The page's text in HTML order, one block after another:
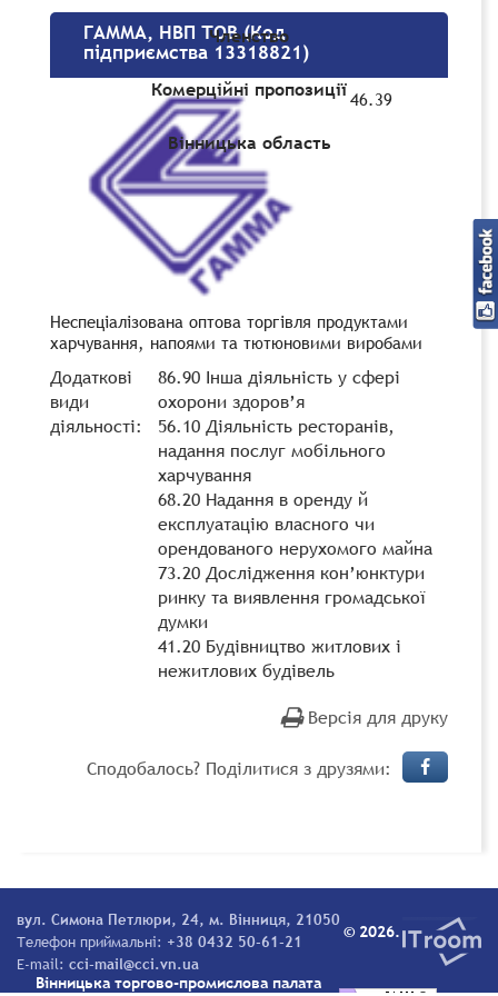
Членство
Комерційні пропозиції
Вінницька область
ГАММА, НВП ТОВ (Код
підприємства 13318821)
46.39
Неспеціалізована оптова торгівля продуктами
харчування, напоями та тютюновими виробами
Додаткові
види
діяльності:
86.90 Інша діяльність у сфері
охорони здоров’я
56.10 Діяльність ресторанів,
надання послуг мобільного
харчування
68.20 Надання в оренду й
експлуатацію власного чи
орендованого нерухомого майна
73.20 Дослідження кон’юнктури
ринку та виявлення громадської
думки
41.20 Будівництво житлових і
нежитлових будівель
Версія для друку
Сподобалось? Поділитися з друзями:
вул. Симона Петлюри, 24, м. Вінниця, 21050
Телефон приймальні: +38 0432 50-61-21
E-mail: cci-mail@cci.vn.ua
© 2026.
Вінницька торгово-промислова палата